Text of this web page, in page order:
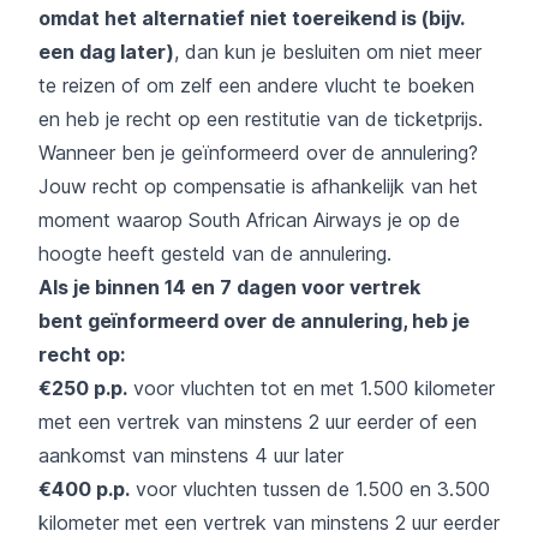
omdat het alternatief niet toereikend is (bijv.
een dag later), dan kun je besluiten om niet meer
te reizen of om zelf een andere vlucht te boeken
en heb je recht op een restitutie van de ticketprijs.
Wanneer ben je geïnformeerd over de annulering?
Jouw recht op compensatie is afhankelijk van het
moment waarop South African Airways je op de
hoogte heeft gesteld van de annulering.
Als je binnen 14 en 7 dagen voor vertrek
bent geïnformeerd over de annulering, heb je
recht op:
€250 p.p. voor vluchten tot en met 1.500 kilometer
met een vertrek van minstens 2 uur eerder of een
aankomst van minstens 4 uur later
€400 p.p. voor vluchten tussen de 1.500 en 3.500
kilometer met een vertrek van minstens 2 uur eerder